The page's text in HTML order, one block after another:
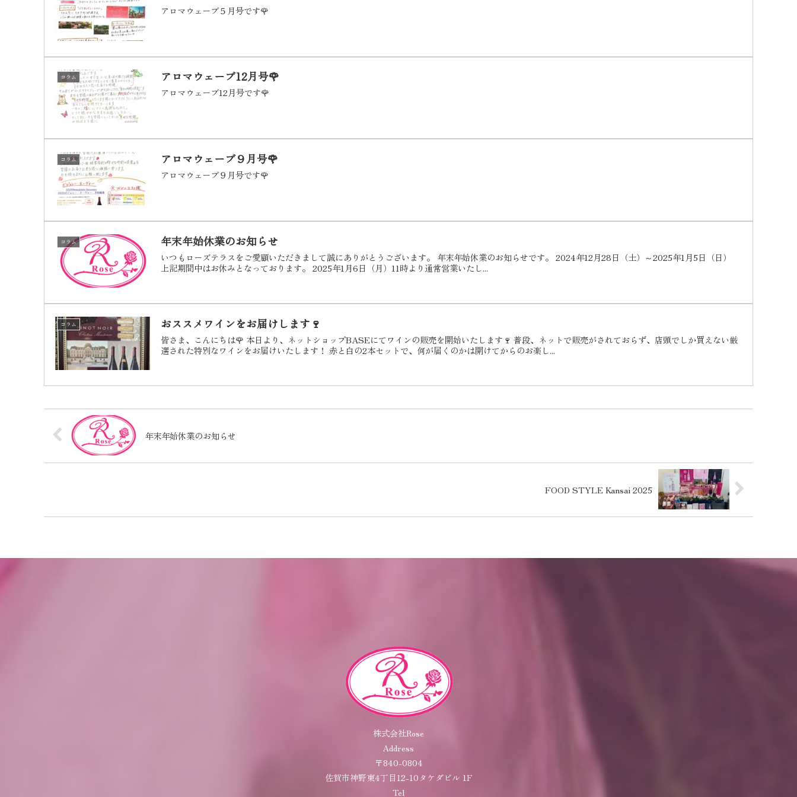
アロマウェーブ５月号です🌹
コラム アロマウェーブ12月号🌹
アロマウェーブ12月号です🌹
コラム アロマウェーブ９月号🌹
アロマウェーブ９月号です🌹
コラム 年末年始休業のお知らせ
いつもローズテラスをご愛顧いただきまして誠にありがとうございます。 年末年始休業のお知らせです。 2024年12月28日（土）～2025年1月5日（日）
上記期間中はお休みとなっております。 2025年1月6日（月）11時より通常営業いたし...
コラム おススメワインをお届けします🍷
皆さま、こんにちは🌹 本日より、ネットショップBASEにてワインの販売を開始いたします🍷 普段、ネットで販売がされておらず、店頭でしか買えない厳
選された特別なワインをお届けいたします！ 赤と白の2本セットで、何が届くのかは開けてからのお楽し...
年末年始休業のお知らせ
FOOD STYLE Kansai 2025
株式会社Rose
Address
〒840-0804
佐賀市神野東4丁目12-10タケダビル 1F
Tel